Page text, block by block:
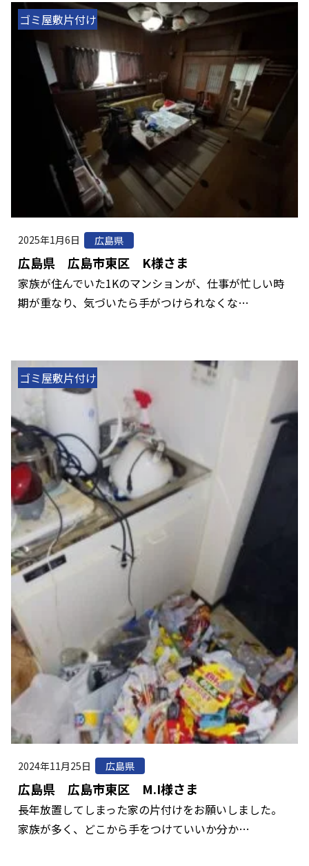
ゴミ屋敷片付け
2025年1月6日 広島県
広島県 広島市東区 K様さま
家族が住んでいた1Kのマンションが、仕事が忙しい時
期が重なり、気づいたら手がつけられなくな…
ゴミ屋敷片付け
2024年11月25日 広島県
広島県 広島市東区 M.I様さま
長年放置してしまった家の片付けをお願いしました。
家族が多く、どこから手をつけていいか分か…